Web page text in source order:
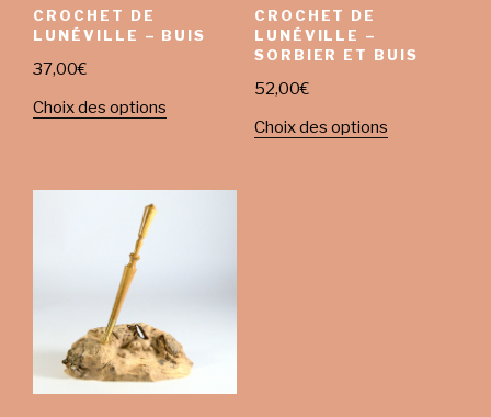
CROCHET DE
LUNÉVILLE – BUIS
37,00€
Choix des options
CROCHET DE
LUNÉVILLE –
SORBIER ET BUIS
52,00€
Choix des options